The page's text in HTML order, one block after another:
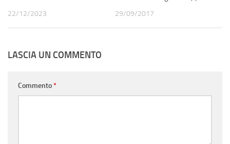
22/12/2023 29/09/2017
LASCIA UN COMMENTO
Commento*